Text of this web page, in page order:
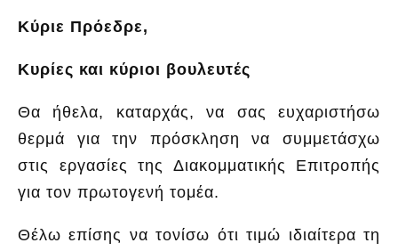
Κύριε Πρόεδρε,
Κυρίες και κύριοι βουλευτές
Θα ήθελα, καταρχάς, να σας ευχαριστήσω
θερμά για την πρόσκληση να συμμετάσχω
στις εργασίες της Διακομματικής Επιτροπής
για τον πρωτογενή τομέα.
Θέλω επίσης να τονίσω ότι τιμώ ιδιαίτερα τη